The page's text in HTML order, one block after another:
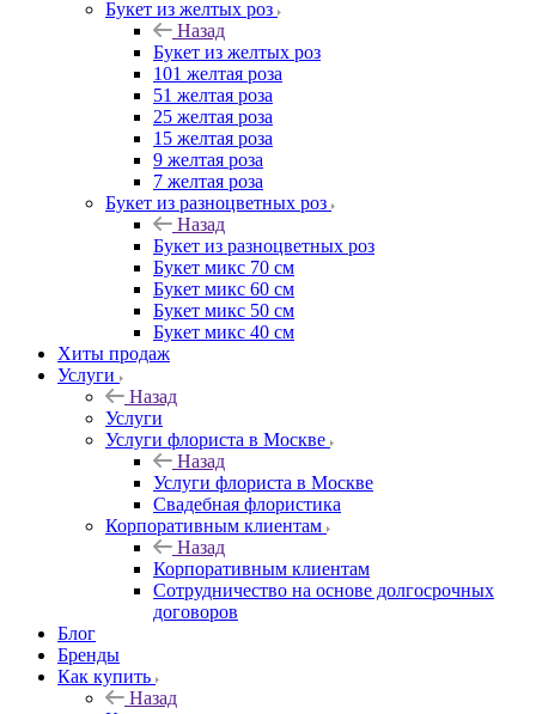
Букет из желтых роз
Назад
Букет из желтых роз
101 желтая роза
51 желтая роза
25 желтая роза
15 желтая роза
9 желтая роза
7 желтая роза
Букет из разноцветных роз
Назад
Букет из разноцветных роз
Букет микс 70 см
Букет микс 60 см
Букет микс 50 см
Букет микс 40 см
Хиты продаж
Услуги
Назад
Услуги
Услуги флориста в Москве
Назад
Услуги флориста в Москве
Свадебная флористика
Корпоративным клиентам
Назад
Корпоративным клиентам
Сотрудничество на основе долгосрочных
договоров
Блог
Бренды
Как купить
Назад